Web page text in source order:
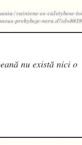
nu există nici o